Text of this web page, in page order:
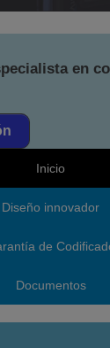
en
Inicio
Diseño innovador
de
Documentos